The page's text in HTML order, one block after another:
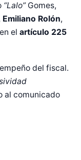
“Lalo” Gomes,
Emiliano Rolón,
el artículo 225
del fiscal.
al comunicado